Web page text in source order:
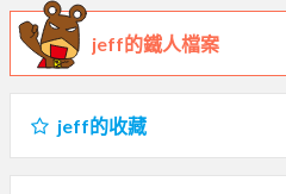
jeff的鐵人檔案
jeff的收藏